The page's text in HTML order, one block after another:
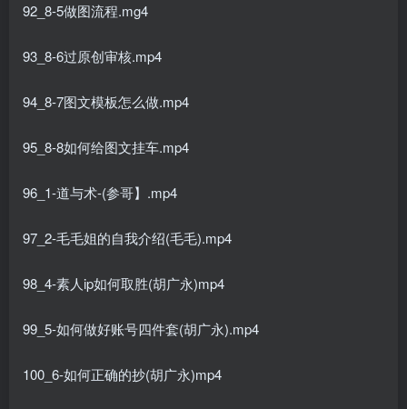
92_8-5做图流程.mg4
93_8-6过原创审核.mp4
94_8-7图文模板怎么做.mp4
95_8-8如何给图文挂车.mp4
96_1-道与术-(参哥】.mp4
97_2-毛毛姐的自我介绍(毛毛).mp4
98_4-素人ip如何取胜(胡广永)mp4
99_5-如何做好账号四件套(胡广永).mp4
100_6-如何正确的抄(胡广永)mp4